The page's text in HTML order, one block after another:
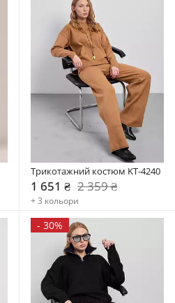
Трикотажний костюм KT-4240
1 651 ₴ 2 359 ₴
+ 3 кольори
- 30%